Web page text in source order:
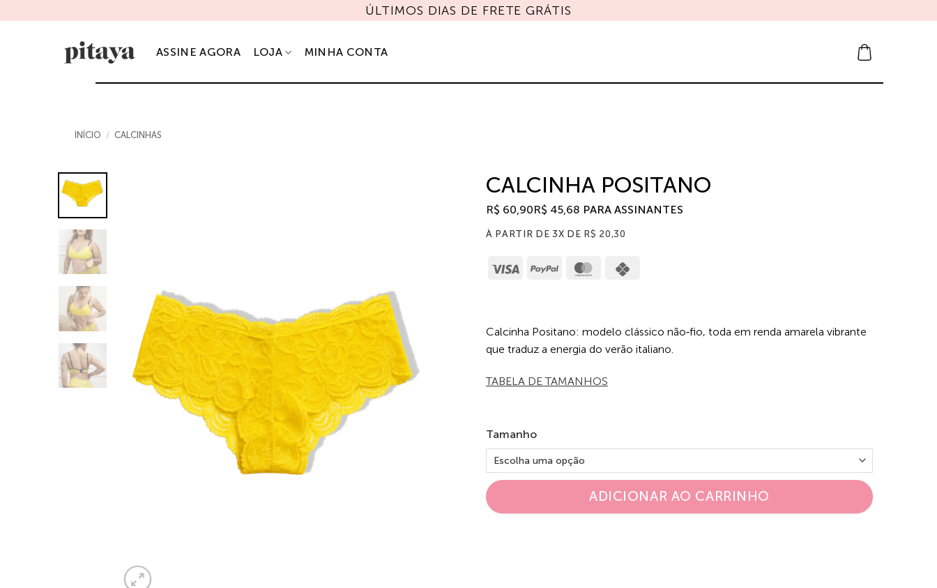
to
ASSINE COM CUPOM "JULHOMAIS" E GANHE UM SHORTS FITNESS
ASSINE AGORA LOJA MINHA CONTA
INÍCIO / CALCINHAS
CALCINHA POSITANO
R$ 60,90R$ 45,68 PARA ASSINANTES
À PARTIR DE 3X DE R$ 20,30
Visa PayPal MasterCard
Calcinha Positano: modelo clássico não‑fio, toda em renda amarela vibrante
que traduz a energia do verão italiano.
TABELA DE TAMANHOS
Tamanho
ADICIONAR AO CARRINHO